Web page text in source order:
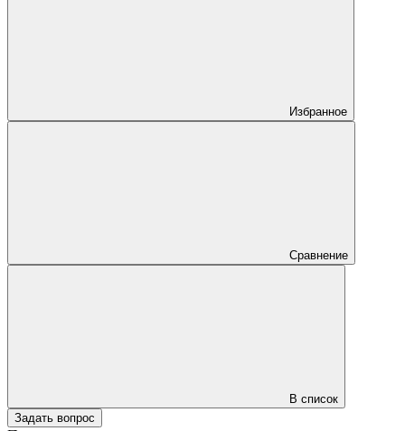
Избранное
Сравнение
В список
Задать вопрос